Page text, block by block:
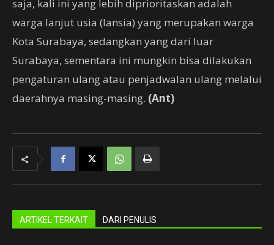
saja, kali ini yang lebih diprioritaskan adalah
warga lanjut usia (lansia) yang merupakan warga
Kota Surabaya, sedangkan yang dari luar
Surabaya, sementara ini mungkin bisa dilakukan
pengaturan ulang atau penjadwalan ulang melalui
daerahnya masing-masing. (Ant)
ARTIKEL TERKAIT DARI PENULIS